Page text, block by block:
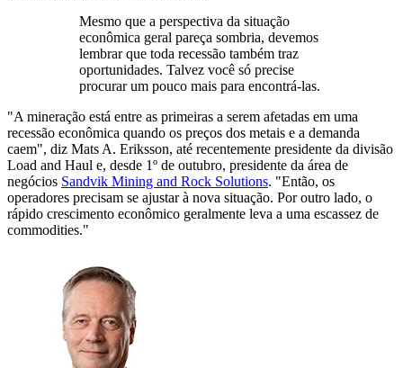
Mesmo que a perspectiva da situação
econômica geral pareça sombria, devemos
lembrar que toda recessão também traz
oportunidades. Talvez você só precise
procurar um pouco mais para encontrá-las.
"A mineração está entre as primeiras a serem afetadas em uma
recessão econômica quando os preços dos metais e a demanda
caem", diz Mats A. Eriksson, até recentemente presidente da divisão
Load and Haul e, desde 1º de outubro, presidente da área de
negócios Sandvik Mining and Rock Solutions. "Então, os
operadores precisam se ajustar à nova situação. Por outro lado, o
rápido crescimento econômico geralmente leva a uma escassez de
commodities."